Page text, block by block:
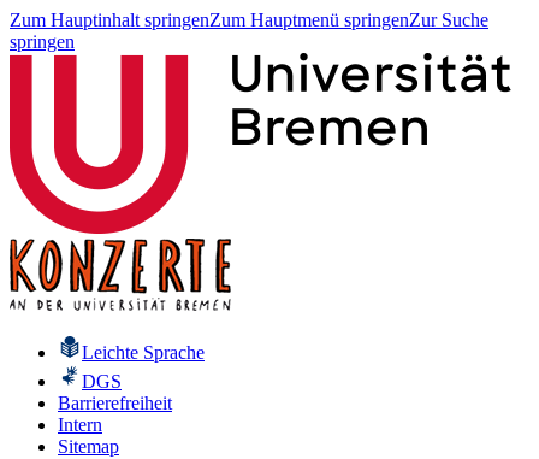
Zum Hauptinhalt springenZum Hauptmenü springenZur Suche
springen
Leichte Sprache
DGS
Barrierefreiheit
Intern
Sitemap